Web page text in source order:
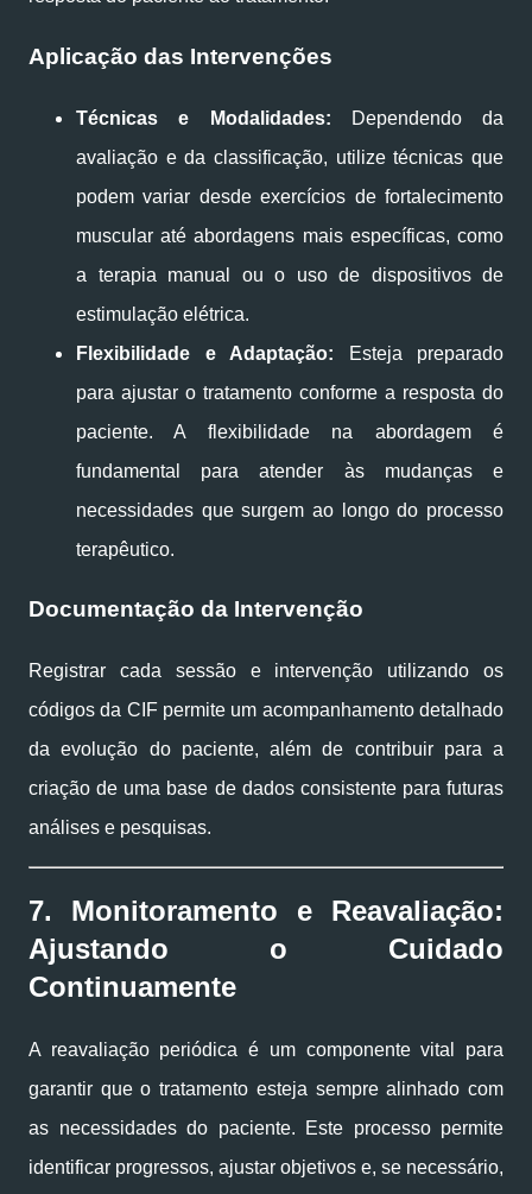
Aplicação das Intervenções
Técnicas e Modalidades: Dependendo da
avaliação e da classificação, utilize técnicas que
podem variar desde exercícios de fortalecimento
muscular até abordagens mais específicas, como
a terapia manual ou o uso de dispositivos de
estimulação elétrica.
Flexibilidade e Adaptação: Esteja preparado
para ajustar o tratamento conforme a resposta do
paciente. A flexibilidade na abordagem é
fundamental para atender às mudanças e
necessidades que surgem ao longo do processo
terapêutico.
Documentação da Intervenção
Registrar cada sessão e intervenção utilizando os
códigos da CIF permite um acompanhamento detalhado
da evolução do paciente, além de contribuir para a
criação de uma base de dados consistente para futuras
análises e pesquisas.
7. Monitoramento e Reavaliação:
Ajustando o Cuidado
Continuamente
A reavaliação periódica é um componente vital para
garantir que o tratamento esteja sempre alinhado com
as necessidades do paciente. Este processo permite
identificar progressos, ajustar objetivos e, se necessário,